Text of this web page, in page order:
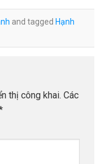
and tagged Hạnh
thị công khai. Các